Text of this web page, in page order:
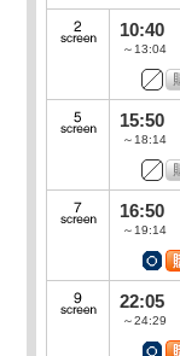
10:40
～13:04
15:50
～18:14
16:50
～19:14
22:05
～24:29